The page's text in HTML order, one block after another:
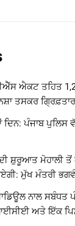
ਐਕਟ ਤਹਿਤ
ਤਸਕਰ ਗ੍ਰਿਫ਼ਤਾਰ
ਦਿਨ: ਪੰਜਾਬ ਪੁਲਿਸ
ਸ਼ੁਰੂਆਤ ਮੋਹਾਲੀ
ਮੁੱਖ ਮੰਤਰੀ
ਨਾਲ ਸਬੰਧਤ
ਅਤੇ ਇੱਕ